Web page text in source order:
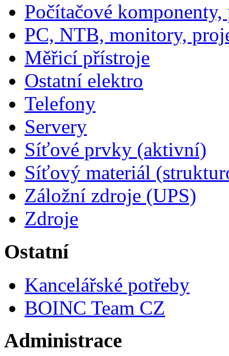
Počítačové
PC, NTB, monitory,
Měřicí přístroje
Ostatní elektro
Telefony
Servery
Síťové prvky (aktivní)
Síťový materiál
Záložní zdroje (UPS)
Zdroje
Ostatní
Kancelářské potřeby
BOINC Team CZ
Administrace